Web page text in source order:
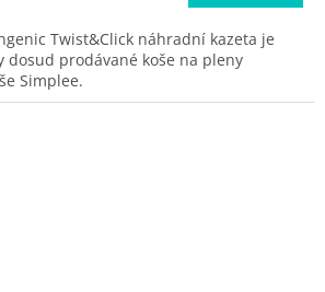
Twist&Click náhradní kazeta je
dosud prodávané koše na pleny
Simplee.